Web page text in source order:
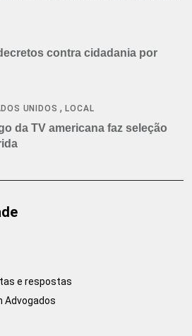
contra cidadania por
UNIDOS ,LOCAL
da TV americana faz seleção
e respostas
Advogados